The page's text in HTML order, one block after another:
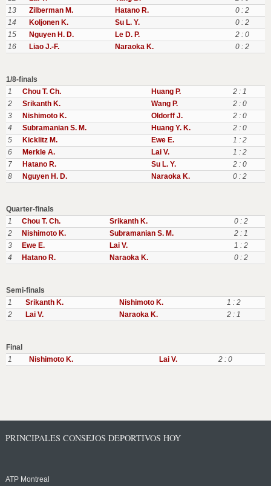
13
Zilberman M. Hatano R.
0 : 2
14
Koljonen K. Su L. Y.
0 : 2
15
Nguyen H. D. Le D. P.
2 : 0
16
Liao J.-F. Naraoka K. 0 : 2
1/8-finals
1
Chou T. Ch. Huang P.
2 : 1
2
Srikanth K. Wang P.
2 : 0
3
Nishimoto K. Oldorff J.
2 : 0
4
Subramanian S. M. Huang Y. K.
2 : 0
5
Kicklitz M. Ewe E.
1 : 2
6
Merkle A. Lai V.
1 : 2
7
Hatano R. Su L. Y.
2 : 0
8
Nguyen H. D. Naraoka K. 0 : 2
Quarter-finals
1
Chou T. Ch. Srikanth K.
0 : 2
2
Nishimoto K. Subramanian S. M.
2 : 1
3
Ewe E. Lai V.
1 : 2
4
Hatano R. Naraoka K. 0 : 2
Semi-finals
1
Srikanth K. Nishimoto K.
1 : 2
2
Lai V. Naraoka K. 2 : 1
Final
1
Nishimoto K. Lai V. 2 : 0
PRINCIPALES CONSEJOS DEPORTIVOS HOY
ATP Montreal